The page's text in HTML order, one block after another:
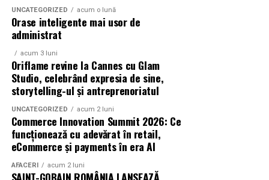
biciclop, syoss, Persil, Sensodyne, InterContinental
Athénée Palace, alka, Secom.
Abonamentele pot fi achizitionate de pe summerwell.ro,
la pretul de 513 lei + taxe. De asemenea, sunt disponibile
si bilete de o zi la pretul de 351 lei + taxe pentru vineri si
sambata, iar pentru duminica costul biletului este de
426 lei + taxe.
UNCATEGORIZED acum o lună
Orase inteligente mai usor de
administrat
acum 3 luni
Oriflame revine la Cannes cu Glam
Studio, celebrând expresia de sine,
storytelling-ul și antreprenoriatul
UNCATEGORIZED acum 2 luni
Commerce Innovation Summit 2026: Ce
funcționează cu adevărat în retail,
eCommerce și payments în era AI
AFACERI acum 2 luni